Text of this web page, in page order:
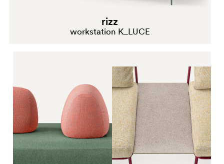
rizz
workstation K_LUCE